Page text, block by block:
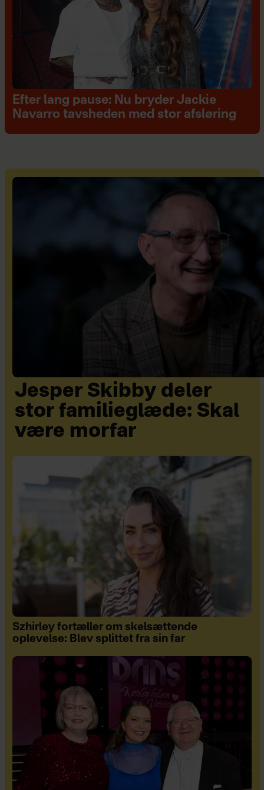
Efter lang pause: Nu bryder Jackie
Navarro tavsheden med stor afsløring
Jesper Skibby deler
stor familieglæde: Skal
være morfar
Szhirley fortæller om skelsættende
oplevelse: Blev splittet fra sin far